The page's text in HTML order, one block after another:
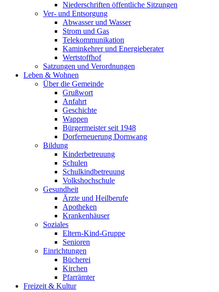
Niederschriften öffentliche Sitzungen
Ver- und Entsorgung
Abwasser und Wasser
Strom und Gas
Telekommunikation
Kaminkehrer und Energieberater
Wertstoffhof
Satzungen und Verordnungen
Leben & Wohnen
Über die Gemeinde
Grußwort
Anfahrt
Geschichte
Wappen
Bürgermeister seit 1948
Dorferneuerung Dornwang
Bildung
Kinderbetreuung
Schulen
Schulkindbetreuung
Volkshochschule
Gesundheit
Ärzte und Heilberufe
Apotheken
Krankenhäuser
Soziales
Eltern-Kind-Gruppe
Senioren
Einrichtungen
Bücherei
Kirchen
Pfarrämter
Freizeit & Kultur